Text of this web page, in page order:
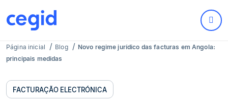
Página inicial Blog
Novo regime jurídico das facturas em Angola:
principais medidas
FACTURAÇÃO ELECTRÓNICA